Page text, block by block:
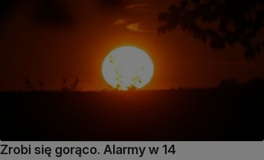
Zrobi się gorąco. Alarmy w 14